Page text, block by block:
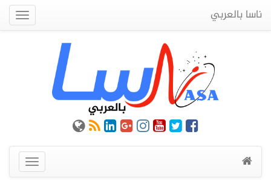
ناسا بالعربي
عرض
القائمة